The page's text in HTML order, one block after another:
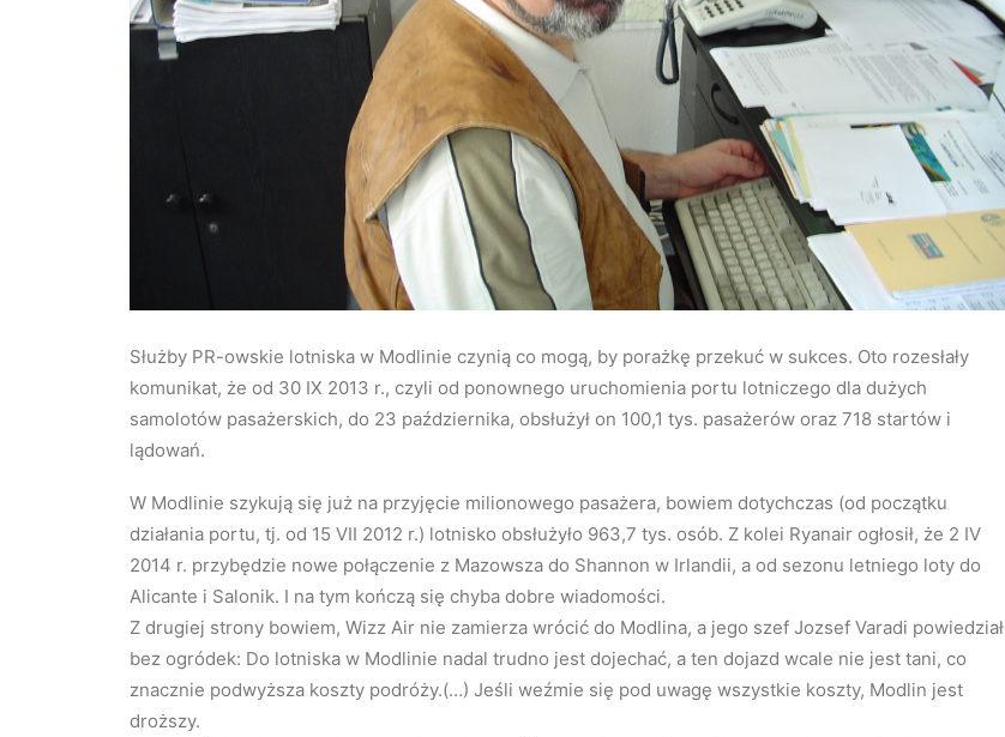
Służby PR-owskie lotniska w Modlinie czynią co mogą, by porażkę przekuć w sukces. Oto rozesłały
komunikat, że od 30 IX 2013 r., czyli od ponownego uruchomienia portu lotniczego dla dużych
samolotów pasażerskich, do 23 października, obsłużył on 100,1 tys. pasażerów oraz 718 startów i
lądowań.
W Modlinie szykują się już na przyjęcie milionowego pasażera, bowiem dotychczas (od początku
działania portu, tj. od 15 VII 2012 r.) lotnisko obsłużyło 963,7 tys. osób. Z kolei Ryanair ogłosił, że 2 IV
2014 r. przybędzie nowe połączenie z Mazowsza do Shannon w Irlandii, a od sezonu letniego loty do
Alicante i Salonik. I na tym kończą się chyba dobre wiadomości.
Z drugiej strony bowiem, Wizz Air nie zamierza wrócić do Modlina, a jego szef Jozsef Varadi powiedział
bez ogródek: Do lotniska w Modlinie nadal trudno jest dojechać, a ten dojazd wcale nie jest tani, co
znacznie podwyższa koszty podróży.(…) Jeśli weźmie się pod uwagę wszystkie koszty, Modlin jest
droższy.